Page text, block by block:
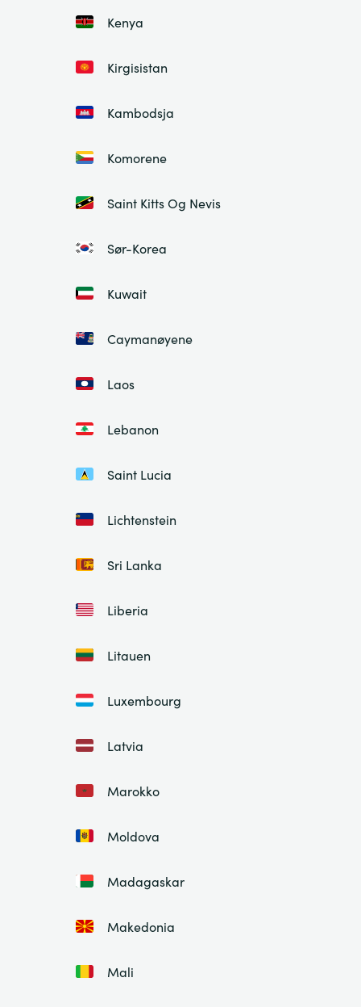
Kenya
Kirgisistan
Kambodsja
Komorene
Saint Kitts Og Nevis
Sør-Korea
Kuwait
Caymanøyene
Laos
Lebanon
Saint Lucia
Lichtenstein
Sri Lanka
Liberia
Litauen
Luxembourg
Latvia
Marokko
Moldova
Madagaskar
Makedonia
Mali